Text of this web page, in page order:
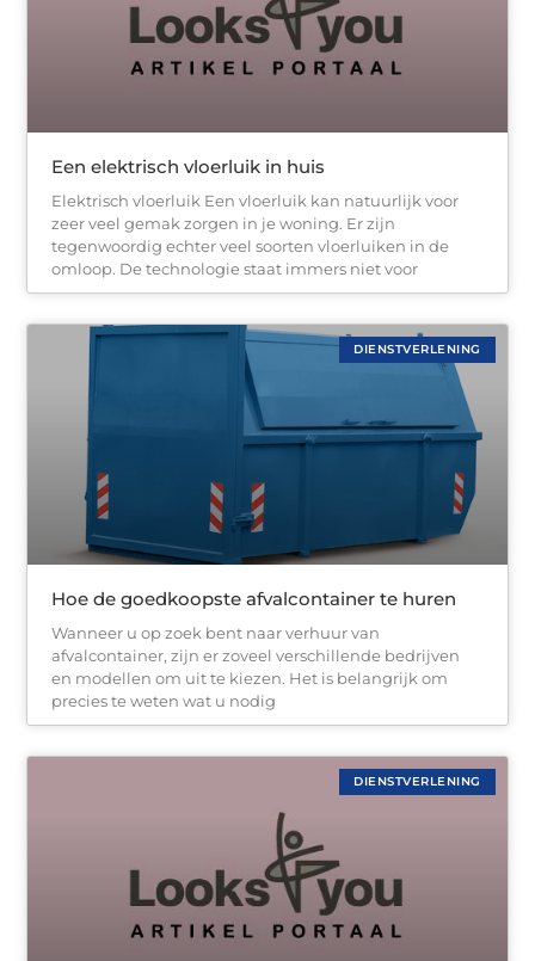
Een elektrisch vloerluik in huis
Elektrisch vloerluik Een vloerluik kan natuurlijk voor
zeer veel gemak zorgen in je woning. Er zijn
tegenwoordig echter veel soorten vloerluiken in de
omloop. De technologie staat immers niet voor
DIENSTVERLENING
Hoe de goedkoopste afvalcontainer te huren
Wanneer u op zoek bent naar verhuur van
afvalcontainer, zijn er zoveel verschillende bedrijven
en modellen om uit te kiezen. Het is belangrijk om
precies te weten wat u nodig
DIENSTVERLENING